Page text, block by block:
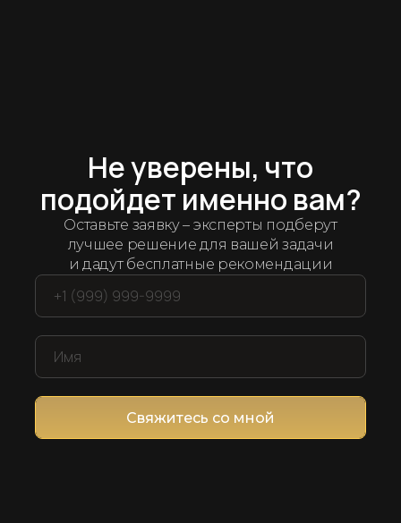
Не уверены, что
подойдет именно вам?
Оставьте заявку – эксперты подберут
лучшее решение для вашей задачи
и дадут бесплатные рекомендации
Свяжитесь со мной
лучшие
мы протестировали и отобрали десятки
компанией и продажами